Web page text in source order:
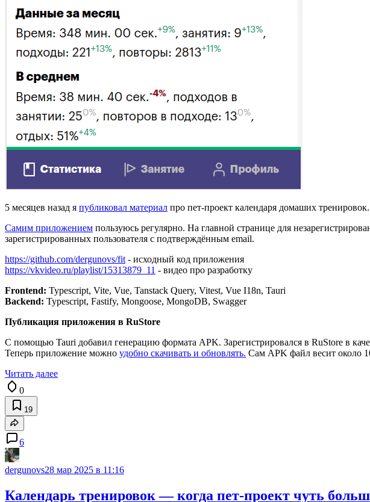
5 месяцев назад я публиковал материал про пет-проект календаря домаших
Самим приложением пользуюсь регулярно. На главной странице для
зарегистрированных пользователя с подтверждённым email.
https://github.com/dergunovs/fit - исходный код приложения
https://vkvideo.ru/playlist/15313879_11 - видео про разработку
Frontend: Typescript, Vite, Vue, Tanstack Query, Vitest, Vue I18n, Tauri
Backend: Typescript, Fastify, Mongoose, MongoDB, Swagger
Публикация приложения в RuStore
С помощью Tauri добавил генерацию формата APK. Зарегистрировался в RuStore в
Теперь приложение можно удобно скачивать и обновлять. Сам APK файл весит около
Читать далее
0
19
6
dergunovs28 мар 2025 в 11:16
Календарь тренировок — когда пет-проект чуть